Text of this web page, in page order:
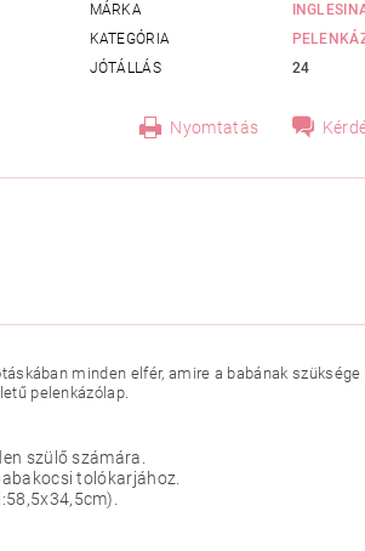
MÁRKA
KATEGÓRIA
JÓTÁLLÁS
24
Nyomtatás
minden elfér, amire a babának
pelenkázólap.
szülő számára.
tolókarjához.